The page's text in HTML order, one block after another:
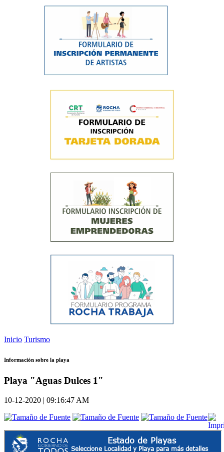
Inicio Turismo
Información sobre la playa
Playa "Aguas Dulces 1"
10-12-2020 | 09:16:47 AM